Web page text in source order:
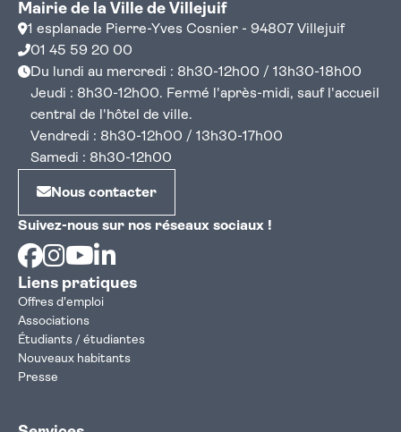
Mairie de la Ville de Villejuif
1 esplanade Pierre-Yves Cosnier - 94807 Villejuif
01 45 59 20 00
Du lundi au mercredi : 8h30-12h00 / 13h30-18h00
Jeudi : 8h30-12h00. Fermé l'après-midi, sauf l'accueil
central de l'hôtel de ville.
Vendredi : 8h30-12h00 / 13h30-17h00
Samedi : 8h30-12h00
Nous contacter
Suivez-nous sur nos réseaux sociaux !
Facebook
Instagram
Youtube
Liens pratiques
Offres d'emploi
Associations
Étudiants / étudiantes
Nouveaux habitants
Presse